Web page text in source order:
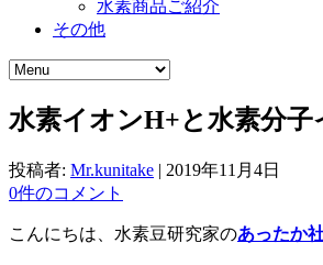
水素商品ご紹介
その他
水素イオンH+と水素分
投稿者: Mr.kunitake | 2019年11月4日
0件のコメント
こんにちは、水素豆研究家のあったか